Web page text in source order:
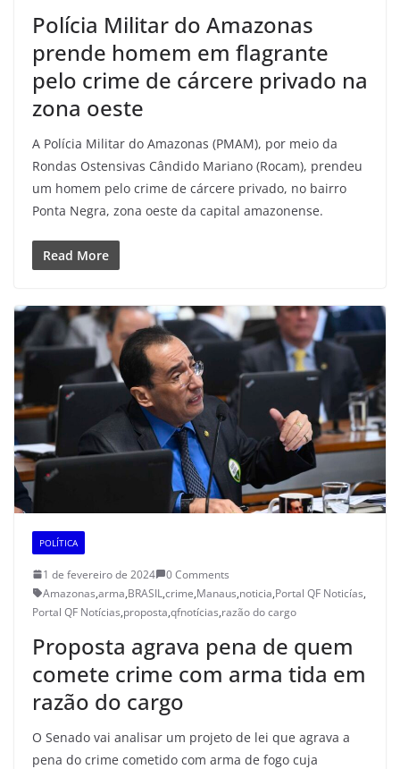
Polícia Militar do Amazonas
prende homem em flagrante
pelo crime de cárcere privado na
zona oeste
A Polícia Militar do Amazonas (PMAM), por meio da
Rondas Ostensivas Cândido Mariano (Rocam), prendeu
um homem pelo crime de cárcere privado, no bairro
Ponta Negra, zona oeste da capital amazonense.
Read More
POLÍTICA
1 de fevereiro de 2024
0 Comments
Amazonas,arma,BRASIL,crime,Manaus,noticia,Portal QF Noticías,
Portal QF Notícias,proposta,qfnotícias,razão do cargo
Proposta agrava pena de quem
comete crime com arma tida em
razão do cargo
O Senado vai analisar um projeto de lei que agrava a
pena do crime cometido com arma de fogo cuja